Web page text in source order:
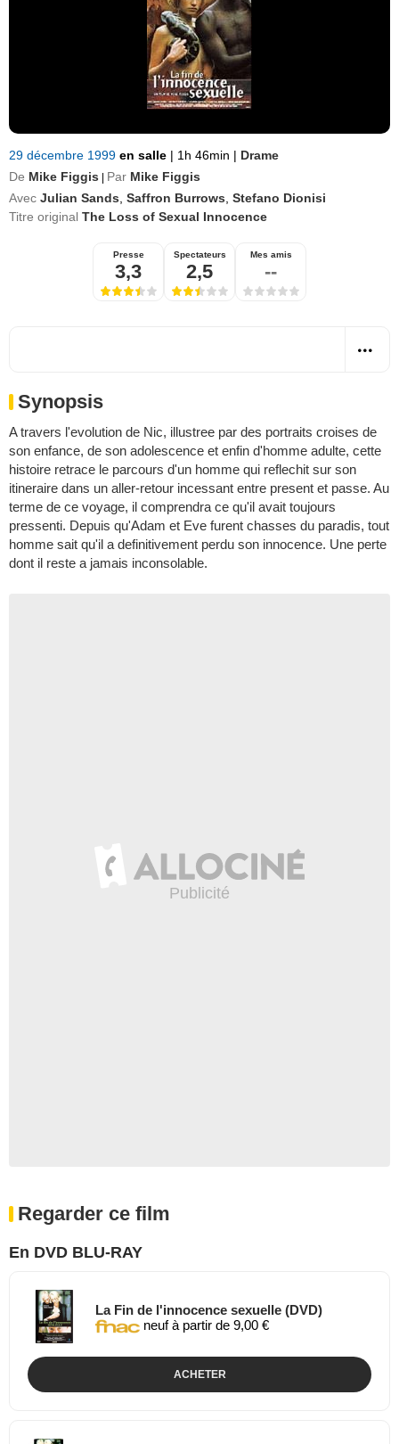
29 décembre 1999 en salle | 1h 46min | Drame
De Mike Figgis Par Mike Figgis
Avec Julian Sands Saffron Burrows Stefano Dionisi
Titre original The Loss of Sexual Innocence
Presse
3,3
Spectateurs
2,5
Mes amis
--
Synopsis
A travers l'evolution de Nic, illustree par des portraits croises de
son enfance, de son adolescence et enfin d'homme adulte, cette
histoire retrace le parcours d'un homme qui reflechit sur son
itineraire dans un aller-retour incessant entre present et passe. Au
terme de ce voyage, il comprendra ce qu'il avait toujours
pressenti. Depuis qu'Adam et Eve furent chasses du paradis, tout
homme sait qu'il a definitivement perdu son innocence. Une perte
dont il reste a jamais inconsolable.
Regarder ce film
En DVD BLU-RAY
La Fin de l'innocence sexuelle (DVD)
neuf à partir de 9,00 €
ACHETER